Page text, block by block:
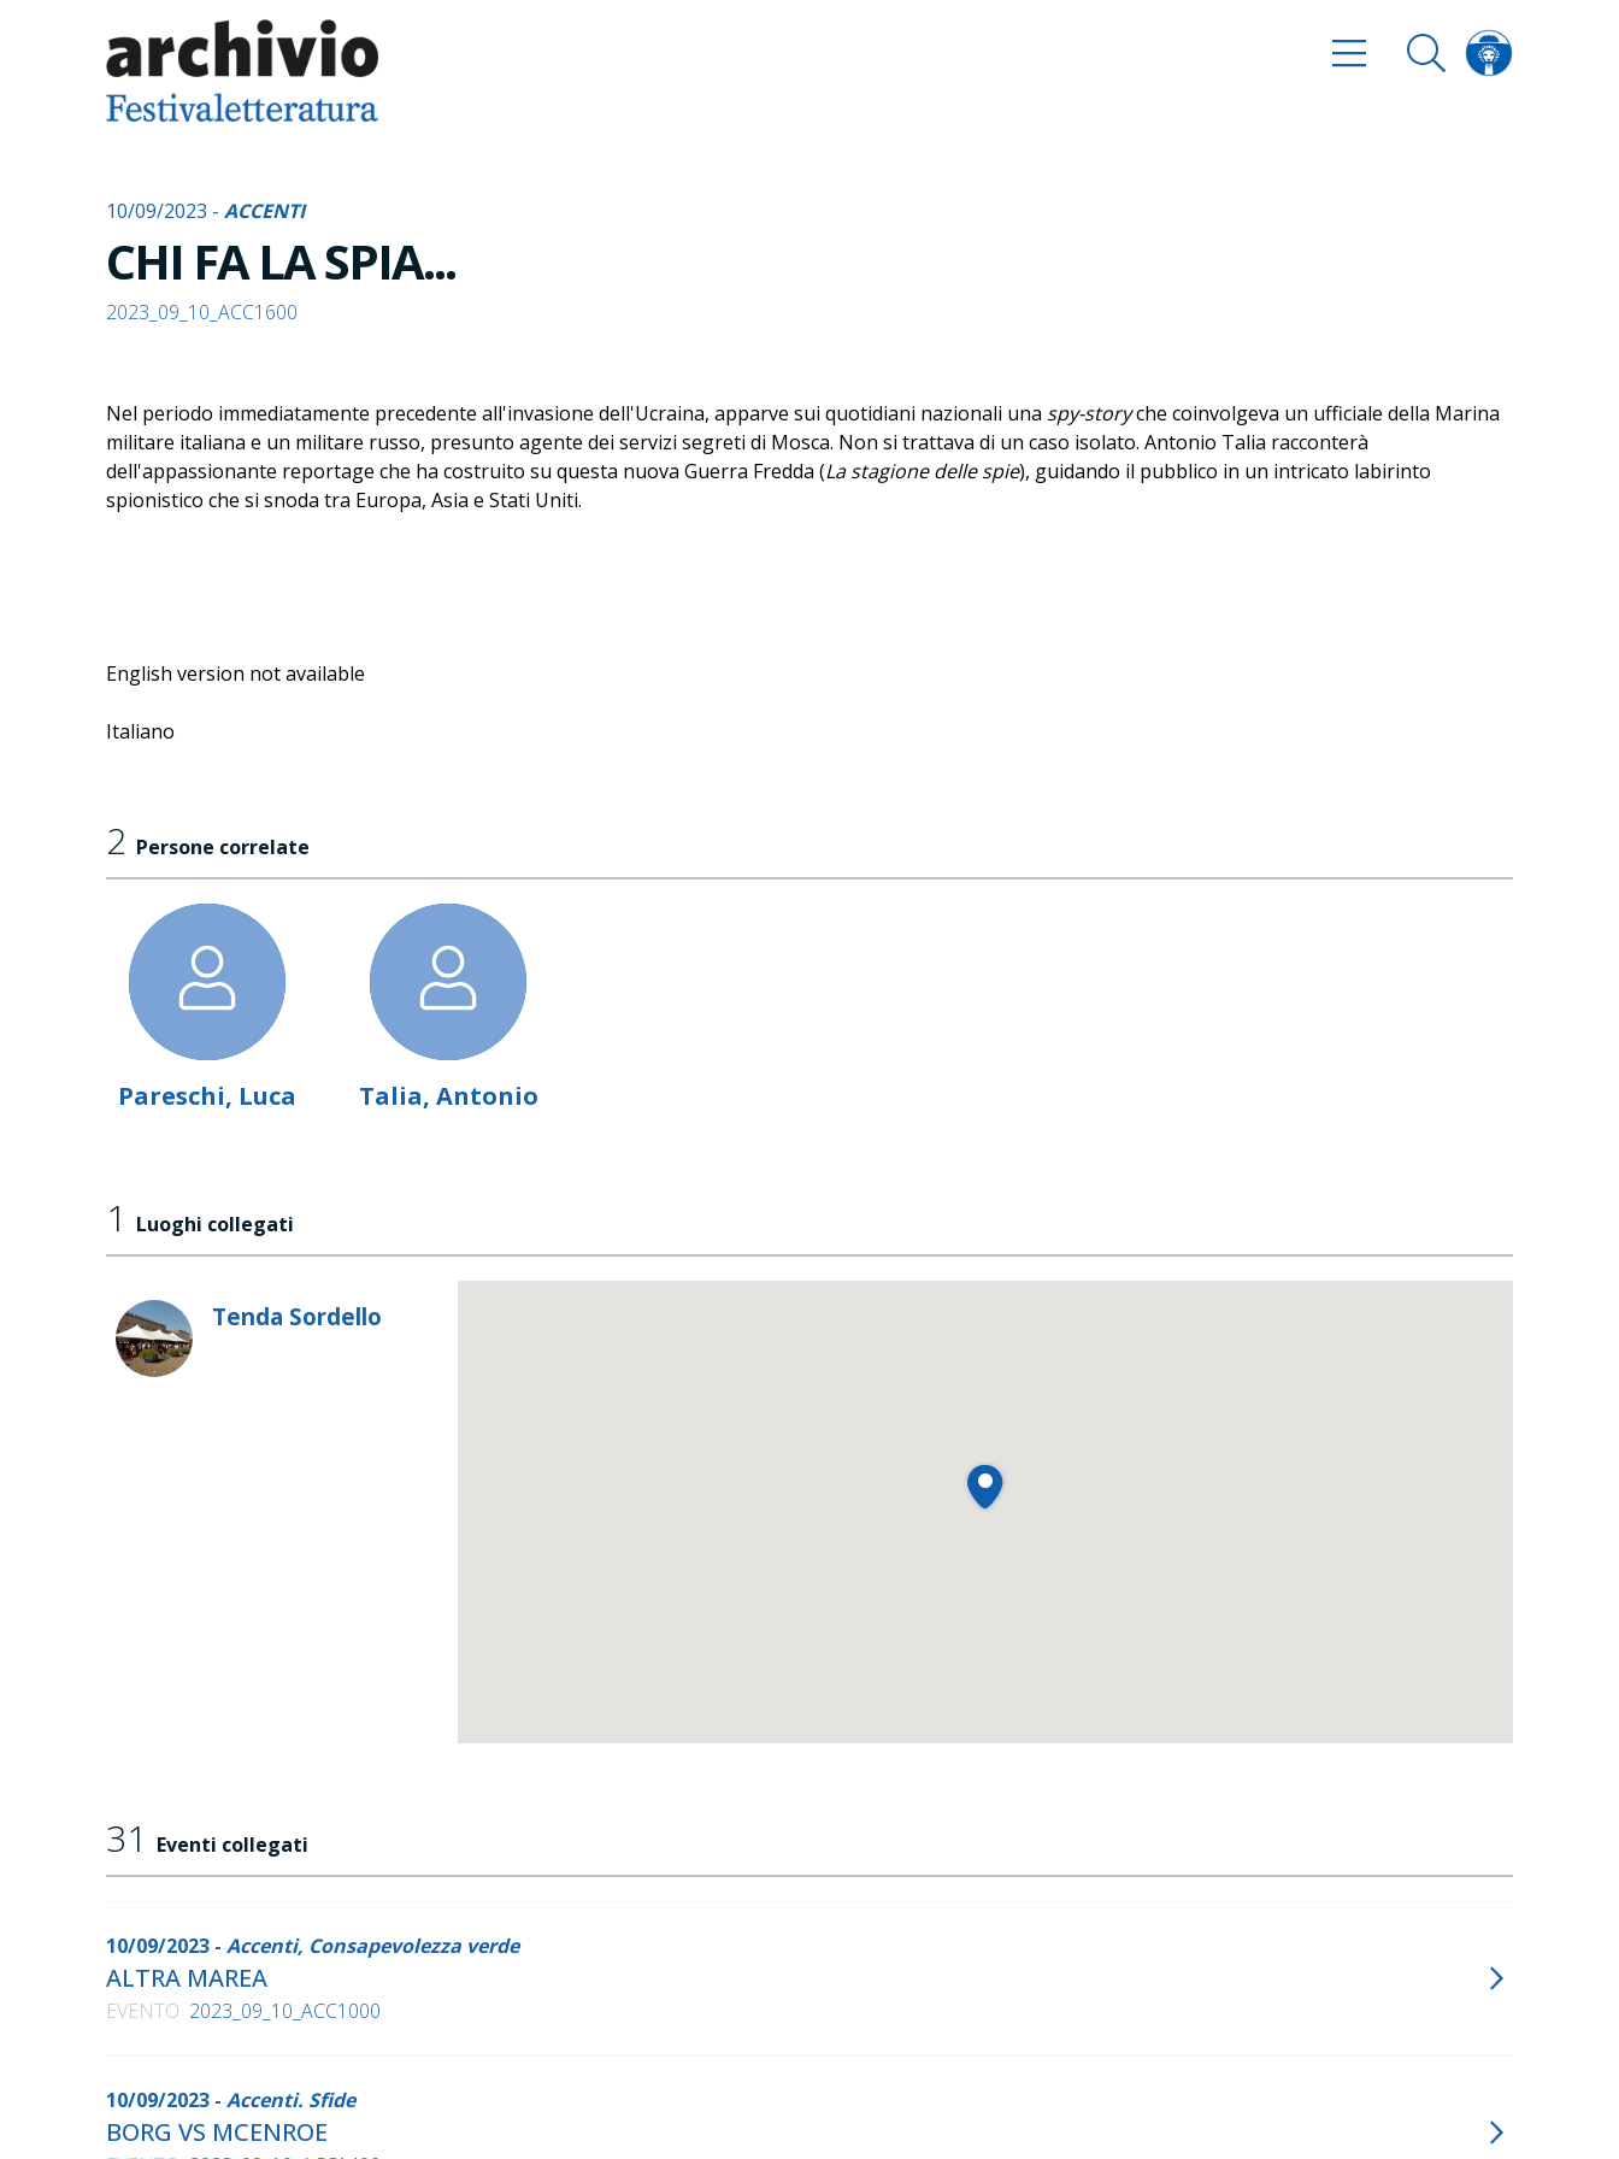
10/09/2023 - ACCENTI
CHI FA LA SPIA...
2023_09_10_ACC1600
Nel periodo immediatamente precedente all'invasione dell'Ucraina, apparve sui quotidiani nazionali una spy-storyche coinvolgeva un ufficiale della Marina
militare italiana e un militare russo, presunto agente dei servizi segreti di Mosca. Non si trattava di un caso isolato. Antonio Talia racconterà
dell'appassionante reportage che ha costruito su questa nuova Guerra Fredda (La stagione delle spie), guidando il pubblico in un intricato labirinto
spionistico che si snoda tra Europa, Asia e Stati Uniti.
English version not available
Italiano
2 Persone correlate
Pareschi, Luca Talia, Antonio
1 Luoghi collegati
Tenda Sordello
31 Eventi collegati
10/09/2023 - Accenti, Consapevolezza verde
ALTRA MAREA
EVENTO 2023_09_10_ACC1000
10/09/2023 - Accenti. Sfide
BORG VS MCENROE